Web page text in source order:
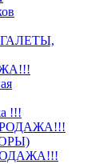
!!!